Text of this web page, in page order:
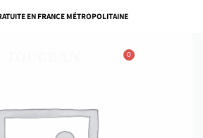
EN FRANCE MÉTROPOLITAINE
0